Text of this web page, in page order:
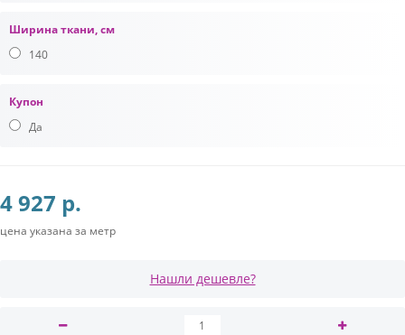
Ширина ткани, см
140
Купон
Да
4 927 р.
цена указана за метр
Нашли дешевле?